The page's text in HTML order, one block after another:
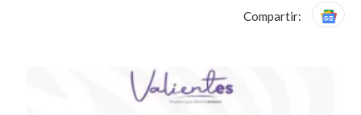
Compartir: